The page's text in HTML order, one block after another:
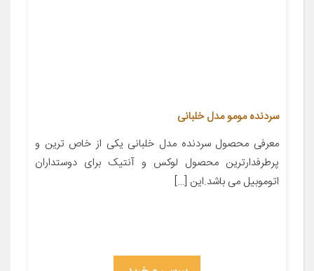
سردنده مومو مدل خلبانی
معرفی محصول سردنده مدل خلبانی یکی از خاص ترین و
پرطرفدارترین محصول لوکس و آنتیک برای دوستداران
اتوموبیل می باشد.این […]